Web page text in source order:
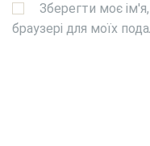
Зберегти моє
браузері для моїх